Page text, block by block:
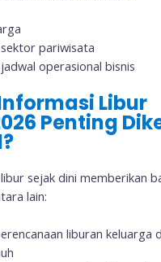
pariwisata
operasional bisnis
Libur
Penting
sejak dini memberikan
lain:
liburan keluarga